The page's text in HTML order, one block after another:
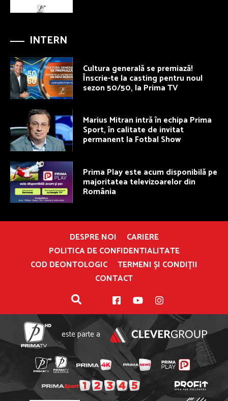
INTERN
Cultura generală se premiază!
Înscrie-te la casting pentru noul
sezon 50/50, la Prima TV
Marius Mitran intră în echipa Prima
Sport, în calitate de invitat
permanent la Fotbal Show
Prima Play este acum disponibilă pe
majoritatea televizoarelor din
România
DESPRE NOI
CARIERE
POLITICA DE CONFIDENTIALITATE
COD DEONTOLOGIC
TERMENI ȘI CONDIȚII
CONTACT
este parte a